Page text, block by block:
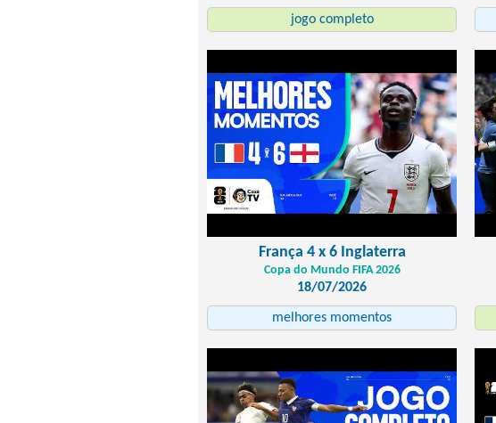
jogo completo
França 4 x 6 Inglaterra
Copa do Mundo FIFA 2026
18/07/2026
melhores momentos